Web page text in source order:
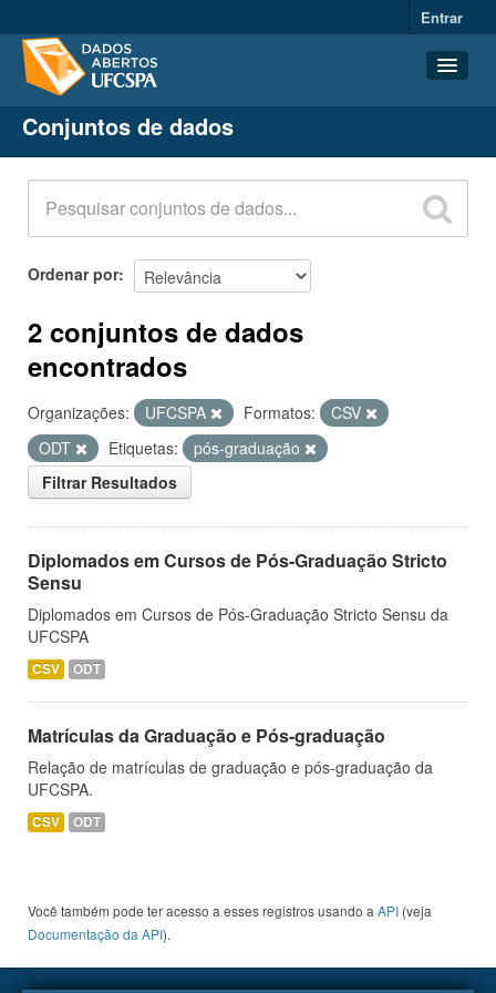
Entrar
Conjuntos de dados
Organizações
Grupos
Sobre
Conjuntos de dados
Ordenar por
2 conjuntos de dados
encontrados
Organizações: UFCSPA Formatos:
CSV
ODT
Etiquetas:
pós-graduação
Filtrar Resultados
Diplomados em Cursos de Pós-Graduação Stricto
Sensu
Diplomados em Cursos de Pós-Graduação Stricto Sensu da
UFCSPA
CSV ODT
Matrículas da Graduação e Pós-graduação
Relação de matrículas de graduação e pós-graduação da
UFCSPA.
CSV ODT
Você também pode ter acesso a esses registros usando a API (veja
Documentação da API).